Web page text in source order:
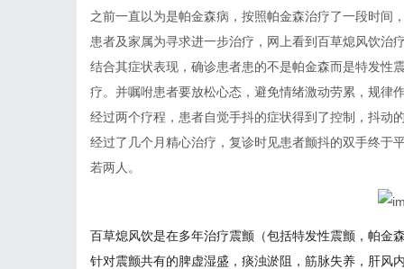
之前一直以为是帕金森病，按照帕金森治疗了一段时间
患者及家属为寻求进一步治疗，网上看到百草熄风饮治
结合其症状表现，确诊患者患的不是帕金森而是特发性
疗。并嘱咐患者要放松心态，避免情绪激动劳累，规律
经过两个疗程，患者自觉手抖的症状得到了控制，抖动
经过了几个月精心治疗，复诊时见患者颤抖的双手终于
若两人。
百草熄风饮是在多年治疗震颤（包括特发性震颤，帕金
针对震颤共有的脾虚湿盛，痰浊淤阻，筋脉失养，肝风